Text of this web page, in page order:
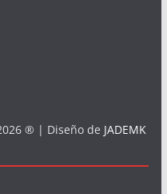
® | Diseño de JADEMK